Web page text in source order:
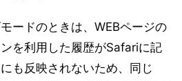
ードのときは、WEBページの
を利用した履歴がSafariに記
も反映されないため、同じ